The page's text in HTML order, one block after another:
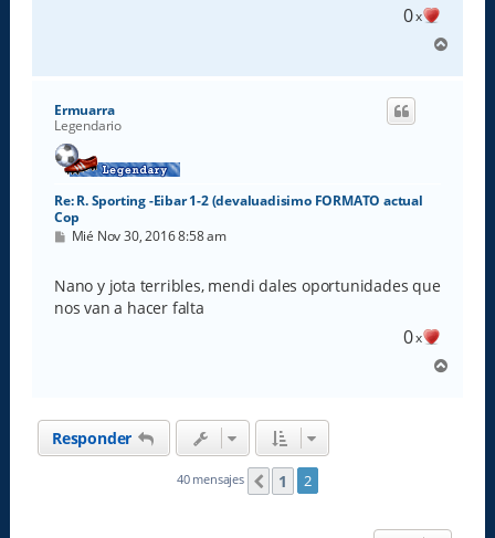
0x
r
Ermuarra
Legendario
Re: R. Sporting -Eibar 1-2 (devaluadisimo FORMATO actual
Cop
M
s
a
j
Mié Nov 30, 2016 8:58 am
Nano y jota terribles, mendi dales oportunidades que
nos van a hacer falta
0x
Responder
40 mensajes Anterior
1 2